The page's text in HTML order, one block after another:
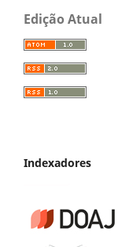
Edição Atual
Indexadores